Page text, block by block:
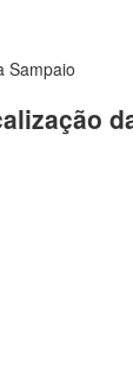
Sampaio